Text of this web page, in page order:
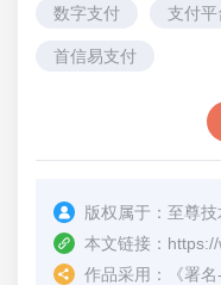
数字支付 支付平
首信易支付
版权属于： 至尊技
本文链接：
作品采用：
《署名-非